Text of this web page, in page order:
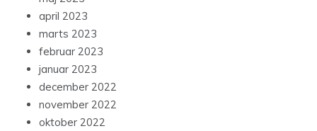
april 2023
marts 2023
februar 2023
januar 2023
december 2022
november 2022
oktober 2022